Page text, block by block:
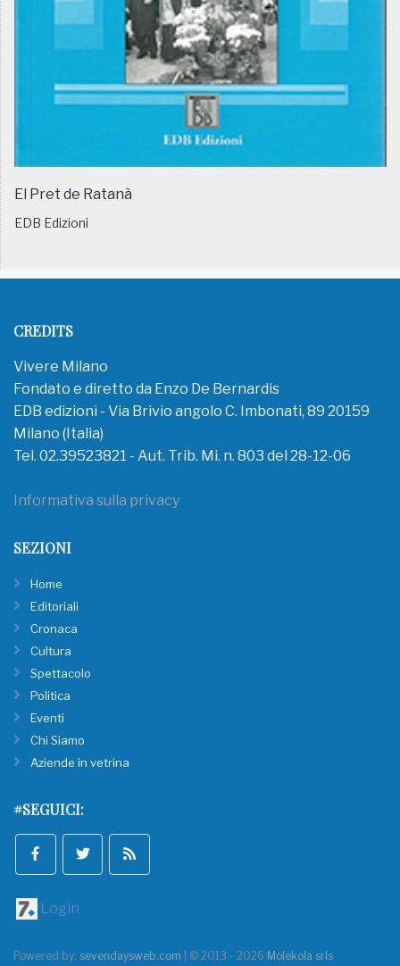
El Pret de Ratanà
EDB Edizioni
CREDITS
Vivere Milano
Fondato e diretto da Enzo De Bernardis
EDB edizioni - Via Brivio angolo C. Imbonati, 89 20159
Milano (Italia)
Tel. 02.39523821 - Aut. Trib. Mi. n. 803 del 28-12-06
Informativa sulla privacy
SEZIONI
Home
Editoriali
Cronaca
Cultura
Spettacolo
Politica
Eventi
Chi Siamo
Aziende in vetrina
#SEGUICI:
Login
Powered by: sevendaysweb.com | © 2013 - 2026 Molekola srls